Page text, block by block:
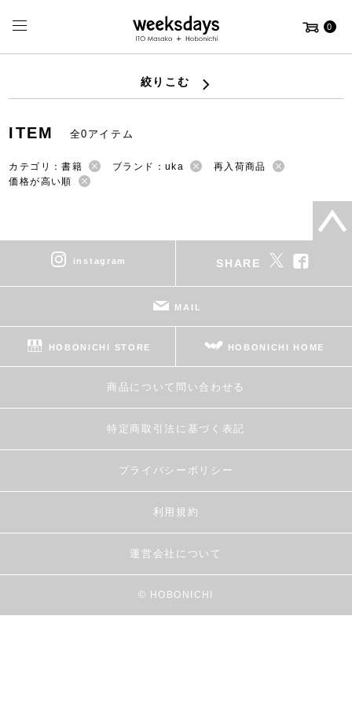
0
絞りこむ
ITEM 全0アイテム
カテゴリ：書籍 ブランド：uka
再入荷商品
価格が高い順
instagram SHARE
MAIL
HOBONICHI STORE HOBONICHI HOME
商品について問い合わせる
特定商取引法に基づく表記
プライバシーポリシー
利用規約
運営会社について
© HOBONICHI